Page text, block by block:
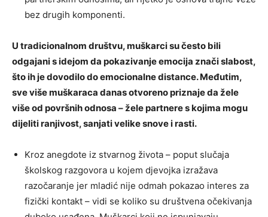
bez drugih komponenti.
U tradicionalnom društvu, muškarci su često bili
odgajani s idejom da pokazivanje emocija znači slabost,
što ih je dovodilo do emocionalne distance. Međutim,
sve više muškaraca danas otvoreno priznaje da žele
više od površnih odnosa – žele partnere s kojima mogu
dijeliti ranjivost, sanjati velike snove i rasti.
Kroz anegdote iz stvarnog života – poput slučaja
školskog razgovora u kojem djevojka izražava
razočaranje jer mladić nije odmah pokazao interes za
fizički kontakt – vidi se koliko su društvena očekivanja